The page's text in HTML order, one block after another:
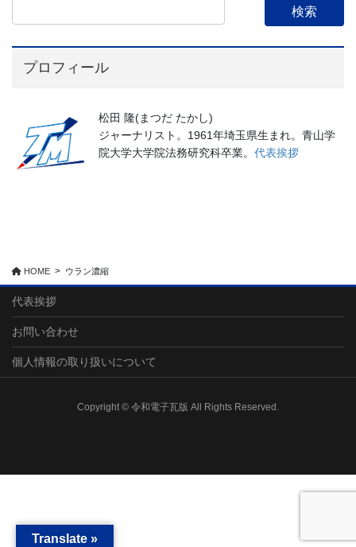
プロフィール
松田 隆(まつだ たかし)
ジャーナリスト。1961年埼玉県生まれ。青山学
院大学大学院法務研究科卒業。 代表挨拶
HOME ウラン濃縮
代表挨拶
お問い合わせ
個人情報の取り扱いについて
Copyright © 令和電子瓦版 All Rights Reserved.
Translate »